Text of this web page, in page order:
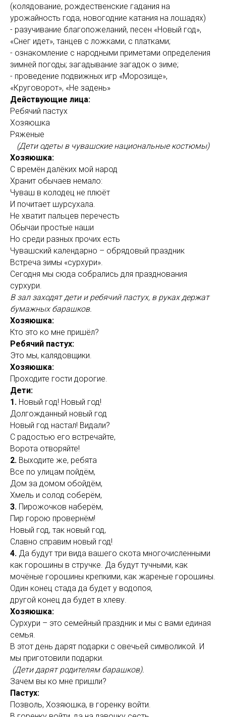
(колядование, рождественские гадания на
урожайность года, новогодние катания на лошадях)
- разучивание благопожеланий, песен «Новый год»,
«Снег идет», танцев с ложками, с платками;
- ознакомление с народными приметами определения
зимней погоды; загадывание загадок о зиме;
- проведение подвижных игр «Морозище»,
«Круговорот», «Не задень»
Действующие лица:
Ребячий пастух
Хозяюшка
Ряженые
(Дети одеты в чувашские национальные костюмы)
Хозяюшка:
С времён далёких мой народ
Хранит обычаев немало:
Чуваш в колодец не плюёт
И почитает шурсухала.
Не хватит пальцев перечесть
Обычаи простые наши
Но среди разных прочих есть
Чувашский календарно – обрядовый праздник
Встреча зимы «сурхури».
Сегодня мы сюда собрались для празднования
сурхури.
В зал заходят дети и ребячий пастух, в руках держат
бумажных барашков.
Хозяюшка:
Кто это ко мне пришёл?
Ребячий пастух:
Это мы, калядовщики.
Хозяюшка:
Проходите гости дорогие.
Дети:
1. Новый год! Новый год!
Долгожданный новый год
Новый год настал! Видали?
С радостью его встречайте,
Ворота отворяйте!
2. Выходите же, ребята
Все по улицам пойдём,
Дом за домом обойдём,
Хмель и солод соберём,
3. Пирожочков наберём,
Пир горою провернём!
Новый год, так новый год,
Славно справим новый год!
4. Да будут три вида вашего скота многочисленными
как горошины в стручке. Да будут тучными, как
мочёные горошины крепкими, как жареные горошины.
Один конец стада да будет у водопоя,
другой конец да будет в хлеву.
Хозяюшка:
Сурхури – это семейный праздник и мы с вами единая
семья.
В этот день дарят подарки с овечьей символикой. И
мы приготовили подарки.
(Дети дарят родителям барашков).
Зачем вы ко мне пришли?
Пастух:
Позволь, Хозяюшка, в горенку войти.